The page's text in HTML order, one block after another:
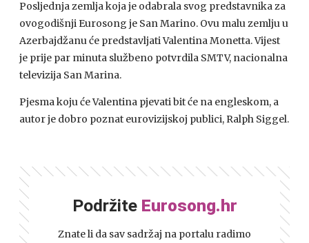
Posljednja zemlja koja je odabrala svog predstavnika za
ovogodišnji Eurosong je San Marino. Ovu malu zemlju u
Azerbajdžanu će predstavljati Valentina Monetta. Vijest
je prije par minuta službeno potvrdila SMTV, nacionalna
televizija San Marina.
Pjesma koju će Valentina pjevati bit će na engleskom, a
autor je dobro poznat eurovizijskoj publici, Ralph Siggel.
Podržite Eurosong.hr
Znate li da sav sadržaj na portalu radimo